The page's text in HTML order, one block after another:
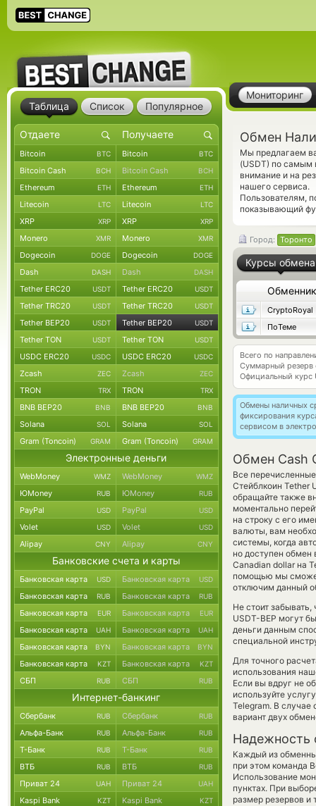
Мониторинг
Обмен
Мы предлагаем
(USDT) по самым
внимание и на
нашего сервиса.
Пользователям,
показывающий
Город: Торонто
Курсы обмена
Обменник
CryptoRoyal
ПоТеме
Всего по
Суммарный резерв
Официальный курс
Обмены наличных
фиксирования
сервисом в
Обмен Cash
Все
Стейблкоин Tether
обращайте также
моментально
на строку с его
валюты, вам
системы, когда
но доступен
Canadian dollar на
помощью мы
отключим данный
Не стоит
USDT-BEP могут
деньги данным
специальной
Для точного
использования
Если вы вдруг не
используйте
Telegram. В
вариант двух
Надежность
Каждый из
при этом команда
Использование
пунктах. При
размер резервов и
Таблица Список Популярное
Bitcoin BTC Bitcoin BTC
Bitcoin Cash BCH Bitcoin Cash BCH
Ethereum ETH Ethereum ETH
Litecoin LTC Litecoin LTC
XRP XRP XRP XRP
Monero XMR Monero XMR
Dogecoin DOGE Dogecoin DOGE
Dash DASH Dash DASH
Tether ERC20 USDT Tether ERC20 USDT
Tether TRC20 USDT Tether TRC20 USDT
Tether BEP20 USDT Tether BEP20 USDT
Tether TON USDT Tether TON USDT
USDC ERC20 USDC USDC ERC20 USDC
Zcash ZEC Zcash ZEC
TRON TRX TRON TRX
BNB BEP20 BNB BNB BEP20 BNB
Solana SOL Solana SOL
Gram (Toncoin) GRAM Gram (Toncoin) GRAM
Электронные деньги
WebMoney WMZ WebMoney WMZ
ЮMoney RUB ЮMoney RUB
PayPal USD PayPal USD
Volet USD Volet USD
Alipay CNY Alipay CNY
Банковские счета и карты
Банковская карта USD Банковская карта USD
Банковская карта RUB Банковская карта RUB
Банковская карта EUR Банковская карта EUR
Банковская карта UAH Банковская карта UAH
Банковская карта BYN Банковская карта BYN
Банковская карта KZT Банковская карта KZT
СБП RUB СБП RUB
Интернет-банкинг
Сбербанк RUB Сбербанк RUB
Альфа-Банк RUB Альфа-Банк RUB
Т-Банк RUB Т-Банк RUB
ВТБ RUB ВТБ RUB
Приват 24 UAH Приват 24 UAH
Kaspi Bank KZT Kaspi Bank KZT